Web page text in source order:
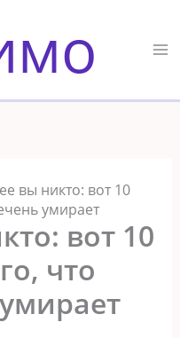
вы никто: вот 10
умирает
вот 10
что